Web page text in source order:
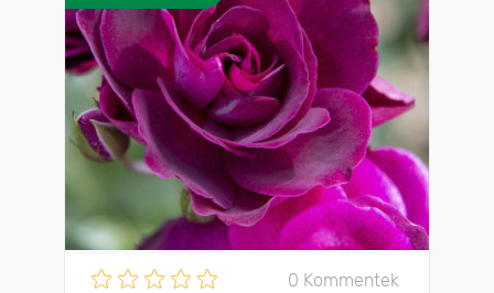
0 Kommentek